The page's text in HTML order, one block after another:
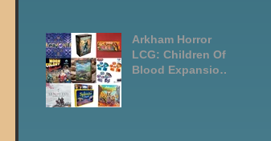
deck
Arkham Horror
LCG: Children Of
Blood Expansion